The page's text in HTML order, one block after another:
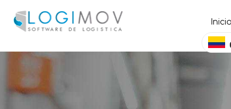
Inicio